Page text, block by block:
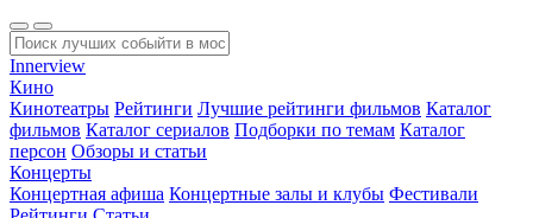
Innerview
Кино
Кинотеатры Рейтинги Лучшие рейтинги фильмов Каталог
фильмов Каталог сериалов Подборки по темам Каталог
персон Обзоры и статьи
Концерты
Концертная афиша Концертные залы и клубы Фестивали